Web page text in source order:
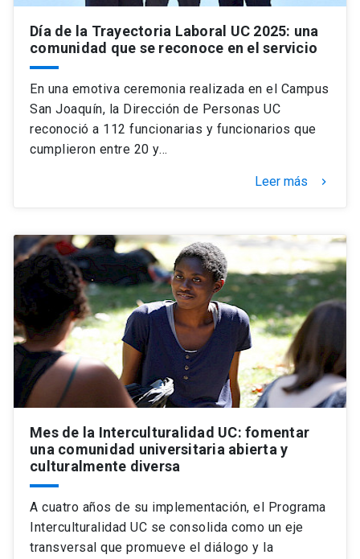
Día de la Trayectoria Laboral UC 2025: una
comunidad que se reconoce en el servicio
En una emotiva ceremonia realizada en el Campus
San Joaquín, la Dirección de Personas UC
reconoció a 112 funcionarias y funcionarios que
cumplieron entre 20 y…
Leer más keyboard_arrow_right
Mes de la Interculturalidad UC: fomentar
una comunidad universitaria abierta y
culturalmente diversa
A cuatro años de su implementación, el Programa
Interculturalidad UC se consolida como un eje
transversal que promueve el diálogo y la